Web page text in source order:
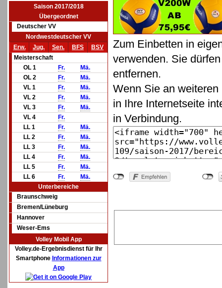
Saison 2017/2018
Übergeordnet
Deutscher VV
Nordwestdeutscher VV
Erw.
Jug. Sen. BFS
BSV
Meisterschaft
OL 1
Fr.
Mä.
OL 2
Fr.
Mä.
VL 1
Fr.
Mä.
VL 2
Fr.
Mä.
VL 3
Fr.
Mä.
VL 4
Fr.
LL 1
Fr.
Mä.
LL 2
Fr.
Mä.
LL 3
Fr.
Mä.
LL 4
Fr.
Mä.
LL 5
Fr.
Mä.
LL 6
Fr.
Mä.
Unterbereiche
Braunschweig
Bremen/Lüneburg
Hannover
Weser-Ems
Volley Mobil App
Volley.de-Ergebnisdienst für Ihr
Smartphone Informationen zur
App
Zum Einbetten in
verwenden. Sie
entfernen.
Wenn Sie an
in Ihre Internetseite
in Verbindung.